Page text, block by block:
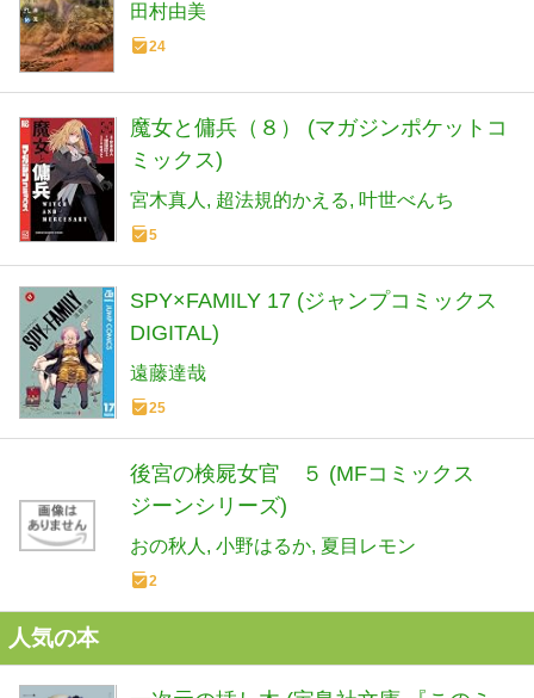
田村由美
24
魔女と傭兵（８） (マガジンポケットコ
ミックス)
宮木真人 超法規的かえる 叶世べんち
5
SPY×FAMILY 17 (ジャンプコミックス
DIGITAL)
遠藤達哉
25
後宮の検屍女官 ５ (MFコミックス
ジーンシリーズ)
おの秋人 小野はるか 夏目レモン
2
人気の本